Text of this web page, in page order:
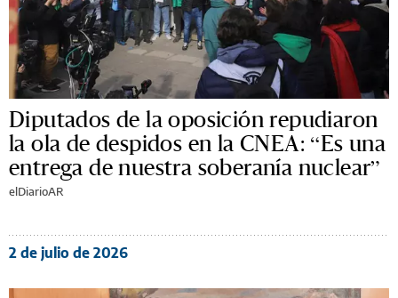
Diputados de la oposición repudiaron
la ola de despidos en la CNEA: “Es una
entrega de nuestra soberanía nuclear”
elDiarioAR
2 de julio de 2026